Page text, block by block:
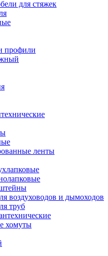
для стяжек
профили
ленты
воздуховодов и дымоходов
труб
хомуты